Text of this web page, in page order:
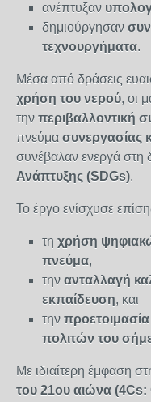
ανέπτυξαν
δημιούργησαν
τεχνουργήματα.
Μέσα από δράσεις
χρήση του νερού, οι
την περιβαλλοντική
πνεύμα συνεργασίας
συνέβαλαν ενεργά στη
Ανάπτυξης (SDGs).
Το έργο ενίσχυσε
τη χρήση
πνεύμα,
την ανταλλαγή
εκπαίδευση, και
την
πολιτών του
Με ιδιαίτερη έμφαση
του 21ου αιώνα